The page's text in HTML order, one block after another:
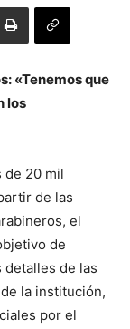
«Tenemos que
los
de 20 mil
de las
el
de
de las
la institución,
por el